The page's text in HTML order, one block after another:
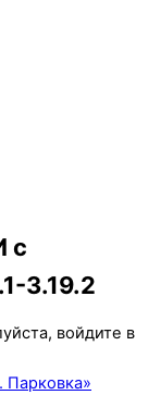
с
3.19.2
войдите в
Парковка»